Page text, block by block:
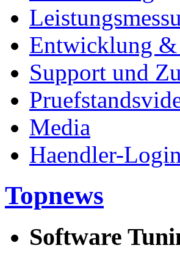
Entwicklung
Support und
Media
Haendler-Login
Topnews
Software